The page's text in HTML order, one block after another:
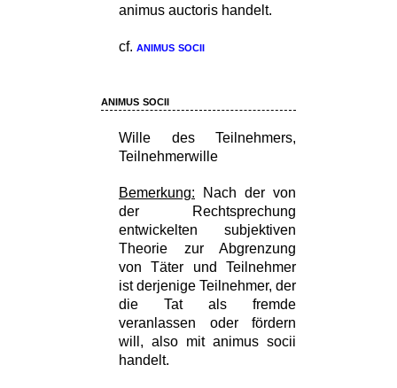
animus auctoris handelt.
cf. animus socii
animus socii
Wille des Teilnehmers,
Teilnehmerwille
Bemerkung: Nach der von
der Rechtsprechung
entwickelten subjektiven
Theorie zur Abgrenzung
von Täter und Teilnehmer
ist derjenige Teilnehmer, der
die Tat als fremde
veranlassen oder fördern
will, also mit animus socii
handelt.